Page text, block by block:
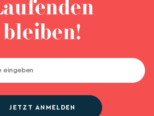
bleiben!
JETZT ANMELDEN